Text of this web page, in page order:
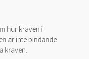
hur kraven i
är inte bindande
kraven.